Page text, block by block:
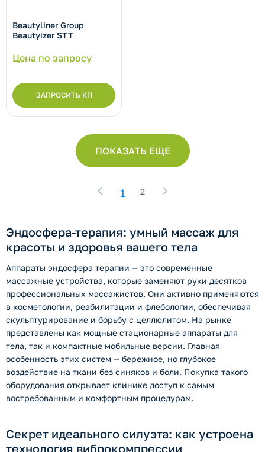
Beautyliner Group
Beautyizer STT
Цена по запросу
ЗАПРОСИТЬ КП
ПОКАЗАТЬ ЕЩЕ
1 2
Эндосфера-терапия: умный массаж для
красоты и здоровья вашего тела
Аппараты эндосфера терапии — это современные
массажные устройства, которые заменяют руки десятков
профессиональных массажистов. Они активно применяются
в косметологии, реабилитации и флебологии, обеспечивая
скульптурирование и борьбу с целлюлитом. На рынке
представлены как мощные стационарные аппараты для
тела, так и компактные мобильные версии. Главная
особенность этих систем — бережное, но глубокое
воздействие на ткани без синяков и боли. Покупка такого
оборудования открывает клинике доступ к самым
востребованным и комфортным процедурам.
Секрет идеального силуэта: как устроена
технология виброкомпрессии